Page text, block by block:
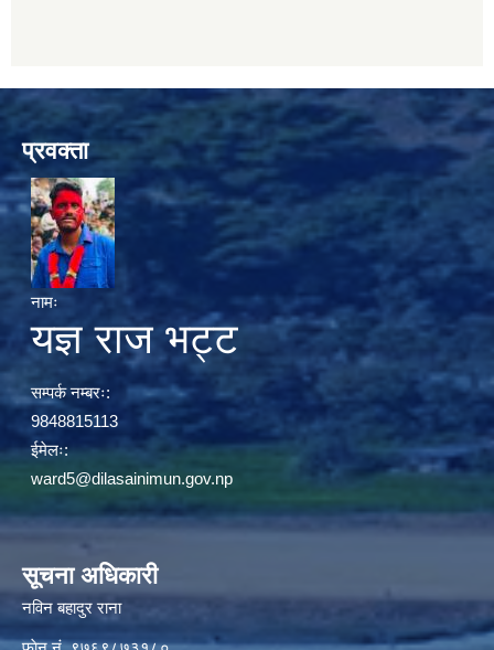
प्रवक्ता
नामः
यज्ञ राज भट्ट
सम्पर्क नम्बरः:
9848815113
ईमेलः:
ward5@dilasainimun.gov.np
सूचना अधिकारी
नविन बहादुर राना